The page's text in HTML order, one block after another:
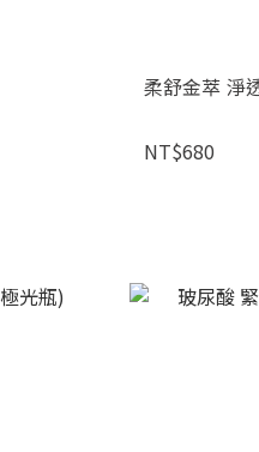
柔舒金萃 淨
NT$680